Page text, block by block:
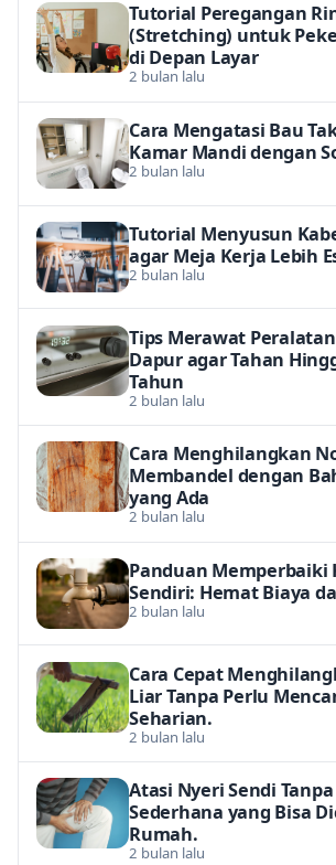
Tutorial Peregangan
(Stretching) untuk
di Depan Layar
2 bulan lalu
Cara Mengatasi Bau
Kamar Mandi dengan
2 bulan lalu
Tutorial Menyusun
agar Meja Kerja Lebih
2 bulan lalu
Tips Merawat
Dapur agar Tahan
Tahun
2 bulan lalu
Cara Menghilangkan
Membandel dengan
yang Ada
2 bulan lalu
Panduan Memperbaiki
Sendiri: Hemat Biaya
2 bulan lalu
Cara Cepat
Liar Tanpa Perlu
Seharian.
2 bulan lalu
Atasi Nyeri Sendi
Sederhana yang Bisa
Rumah.
2 bulan lalu